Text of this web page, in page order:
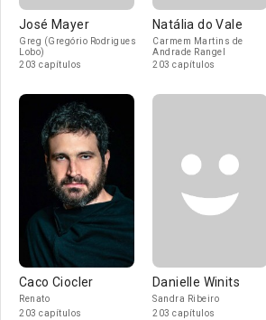
José Mayer
Greg (Gregório Rodrigues
Lobo)
203 capítulos
Natália do Vale
Carmem Martins de
Andrade Rangel
203 capítulos
Caco Ciocler
Renato
203 capítulos
Danielle Winits
Sandra Ribeiro
203 capítulos